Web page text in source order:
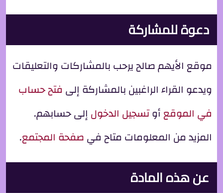
دعوة للمشاركة
موقع الأيهم صالح يرحب بالمشاركات والتعليقات
ويدعو القراء الراغبين بالمشاركة إلى فتح حساب
في الموقعأوتسجيل الدخولإلى حسابهم.
المزيد من المعلومات متاح فيصفحة المجتمع.
عن هذه المادة